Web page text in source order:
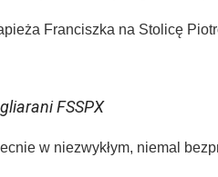
Franciszka na Stolicę
FSSPX
w niezwykłym, niemal